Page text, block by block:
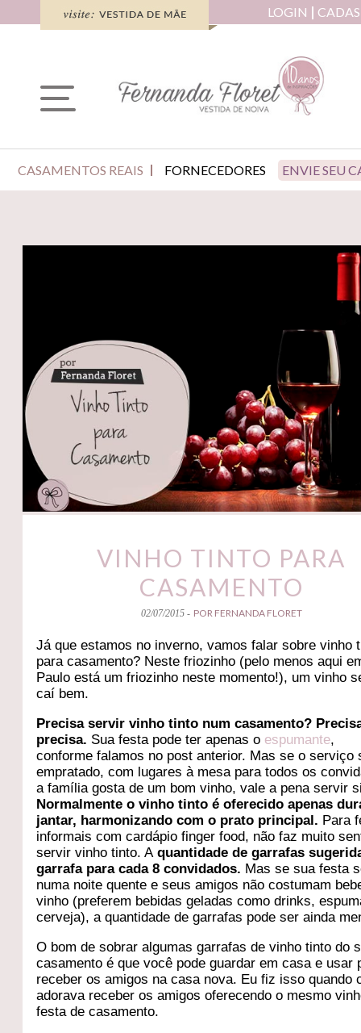
LOGIN
CASAMENTOS REAIS FORNECEDORES ENVIE SEU
VINHO TINTO PARA
CASAMENTO
02/07/2015 - POR FERNANDA FLORET
Já que estamos no inverno, vamos falar sobre vinho
para casamento? Neste friozinho (pelo menos aqui
Paulo está um friozinho neste momento!), um vinho
caí bem.
Precisa servir vinho tinto num casamento?
precisa. Sua festa pode ter apenas o espumante,
conforme falamos no post anterior. Mas se o serviço
empratado, com lugares à mesa para todos os
a família gosta de um bom vinho, vale a pena servir
Normalmente o vinho tinto é oferecido apenas
jantar, harmonizando com o prato principal. Para
informais com cardápio finger food, não faz muito
servir vinho tinto. Aquantidade de garrafas
garrafa para cada 8 convidados. Mas se sua festa
numa noite quente e seus amigos não costumam
vinho (preferem bebidas geladas como drinks,
cerveja), a quantidade de garrafas pode ser ainda
O bom de sobrar algumas garrafas de vinho tinto do
casamento é que você pode guardar em casa e usar
receber os amigos na casa nova. Eu fiz isso quando
adorava receber os amigos oferecendo o mesmo
festa de casamento.